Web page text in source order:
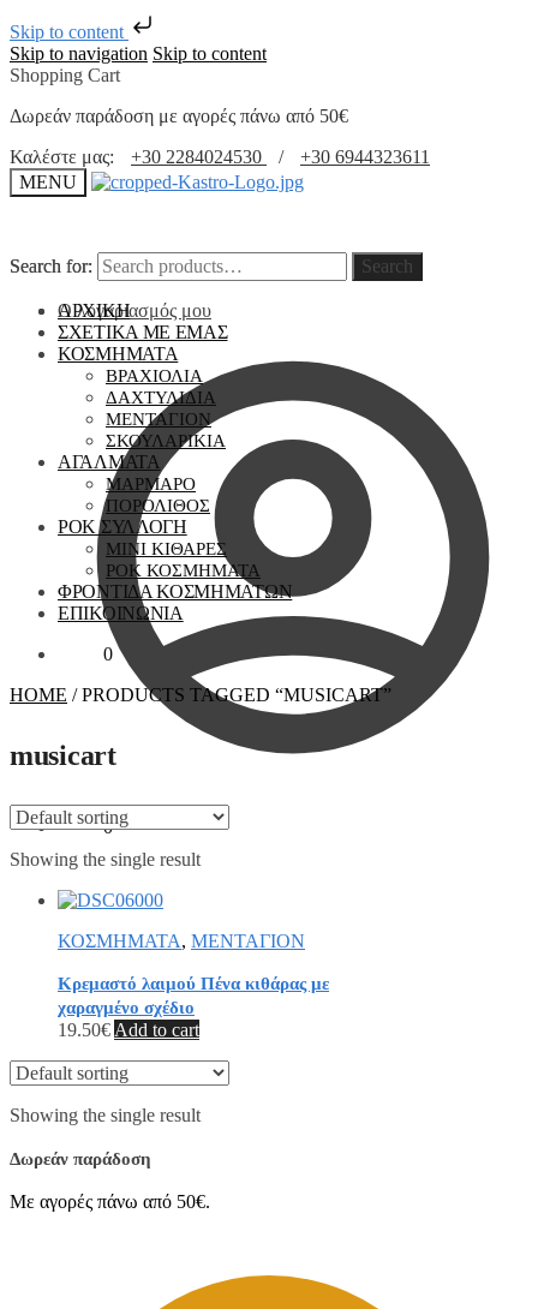
Skip to content
Skip to navigation Skip to content
Shopping Cart
Δωρεάν παράδοση με αγορές πάνω από 50€
Καλέστε μας:
+30 2284024530 /
+30 6944323611
MENU
Search for: Search
Ο λογαριασμός μου
0.00€ 0
Search for: Search
ΑΡΧΙΚΗ
ΣΧΕΤΙΚΑ ΜΕ ΕΜΑΣ
ΚΟΣΜΗΜΑΤΑ
ΒΡΑΧΙΟΛΙΑ
ΔΑΧΤΥΛΙΔΙΑ
ΜΕΝΤΑΓΙΟΝ
ΣΚΟΥΛΑΡΙΚΙΑ
ΑΓΑΛΜΑΤΑ
ΜΑΡΜΑΡΟ
ΠΟΡΟΛΙΘΟΣ
ΡΟΚ ΣΥΛΛΟΓΗ
ΜΙΝΙ ΚΙΘΑΡΕΣ
ΡΟΚ ΚΟΣΜΗΜΑΤΑ
ΦΡΟΝΤΙΔΑ ΚΟΣΜΗΜΑΤΩΝ
ΕΠΙΚΟΙΝΩΝΙΑ
0
HOME /PRODUCTS TAGGED “MUSICART”
musicart
Showing the single result
ΚΟΣΜΗΜΑΤΑ, ΜΕΝΤΑΓΙΟΝ
Κρεμαστό λαιμού Πένα κιθάρας με
χαραγμένο σχέδιο
19.50€ Add to cart
Showing the single result
Δωρεάν παράδοση
Με αγορές πάνω από 50€.